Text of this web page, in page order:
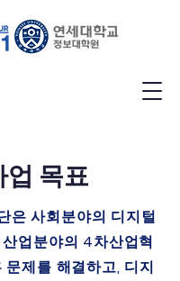
업 목표
은 사회분야의 디지털
업분야의 4차산업혁
문제를 해결하고, 디지